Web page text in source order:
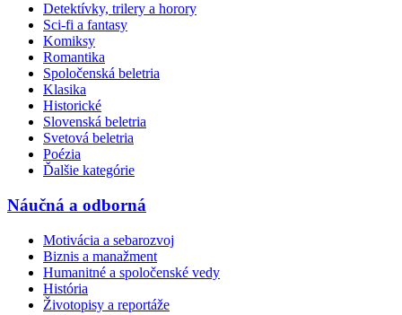
Detektívky, trilery a horory
Sci-fi a fantasy
Komiksy
Romantika
Spoločenská beletria
Klasika
Historické
Slovenská beletria
Svetová beletria
Poézia
Ďalšie kategórie
Náučná a odborná
Motivácia a sebarozvoj
Biznis a manažment
Humanitné a spoločenské vedy
História
Životopisy a reportáže